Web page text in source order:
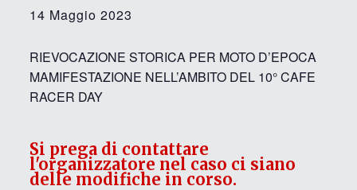
14 Maggio 2023
RIEVOCAZIONE STORICA PER MOTO D’EPOCA
MAMIFESTAZIONE NELL’AMBITO DEL 10° CAFE
RACER DAY
Si prega di contattare
l'organizzatore nel caso ci siano
delle modifiche in corso.